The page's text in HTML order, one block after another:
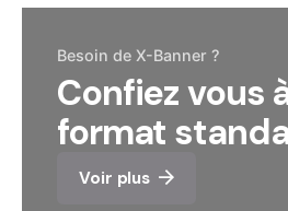
Besoin de X-Banner ?
Confiez vous
format
Voir plus